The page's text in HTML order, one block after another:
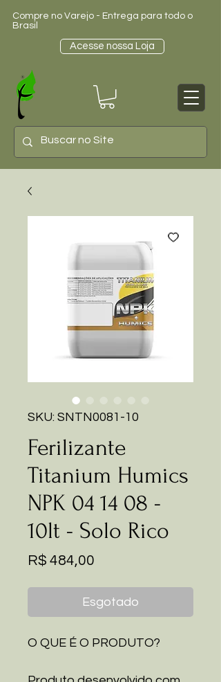
Compre no Varejo - Entrega para todo o
Brasil
Acesse nossa Loja
SKU: SNTN0081-10
Ferilizante
Titanium Humics
NPK 04 14 08 -
10lt - Solo Rico
R$ 484,00
Esgotado
O QUE É O PRODUTO?